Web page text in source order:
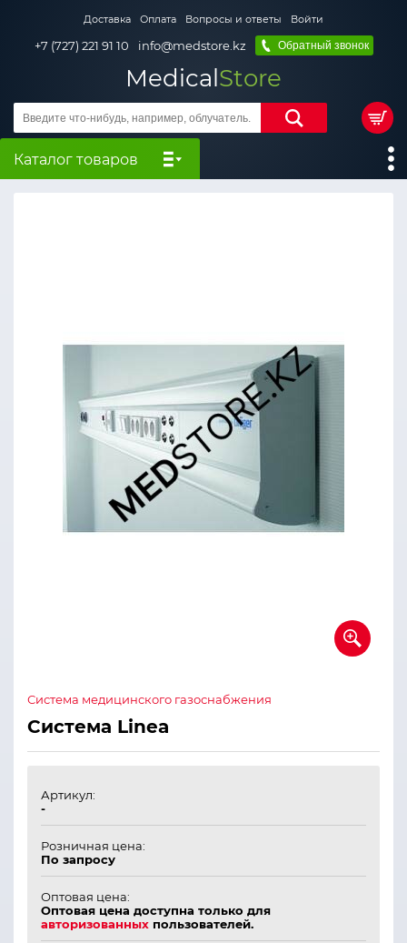
Доставка Оплата Вопросы и ответы Войти
+7 (727) 221 91 10 info@medstore.kz Обратный звонок
MedicalStore
Каталог товаров
Система медицинского газоснабжения
Система Linea
Артикул:
-
Розничная цена:
По запросу
Оптовая цена:
Оптовая цена доступна только для
авторизованных пользователей.